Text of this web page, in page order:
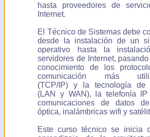
hasta proveedores de
Internet.
El Técnico de Sistemas debe
desde la instalación de un
operativo hasta la
servidores de Internet, pasando
conocimiento de los
comunicación más
(TCP/IP) y la tecnología de
(LAN y WAN), la telefonía
comunicaciones de datos
óptica, inalámbricas wifi y
Este curso técnico se inicia